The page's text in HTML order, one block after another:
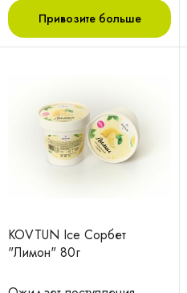
Привозите больше
KOVTUN Ice Сорбет
"Лимон" 80г